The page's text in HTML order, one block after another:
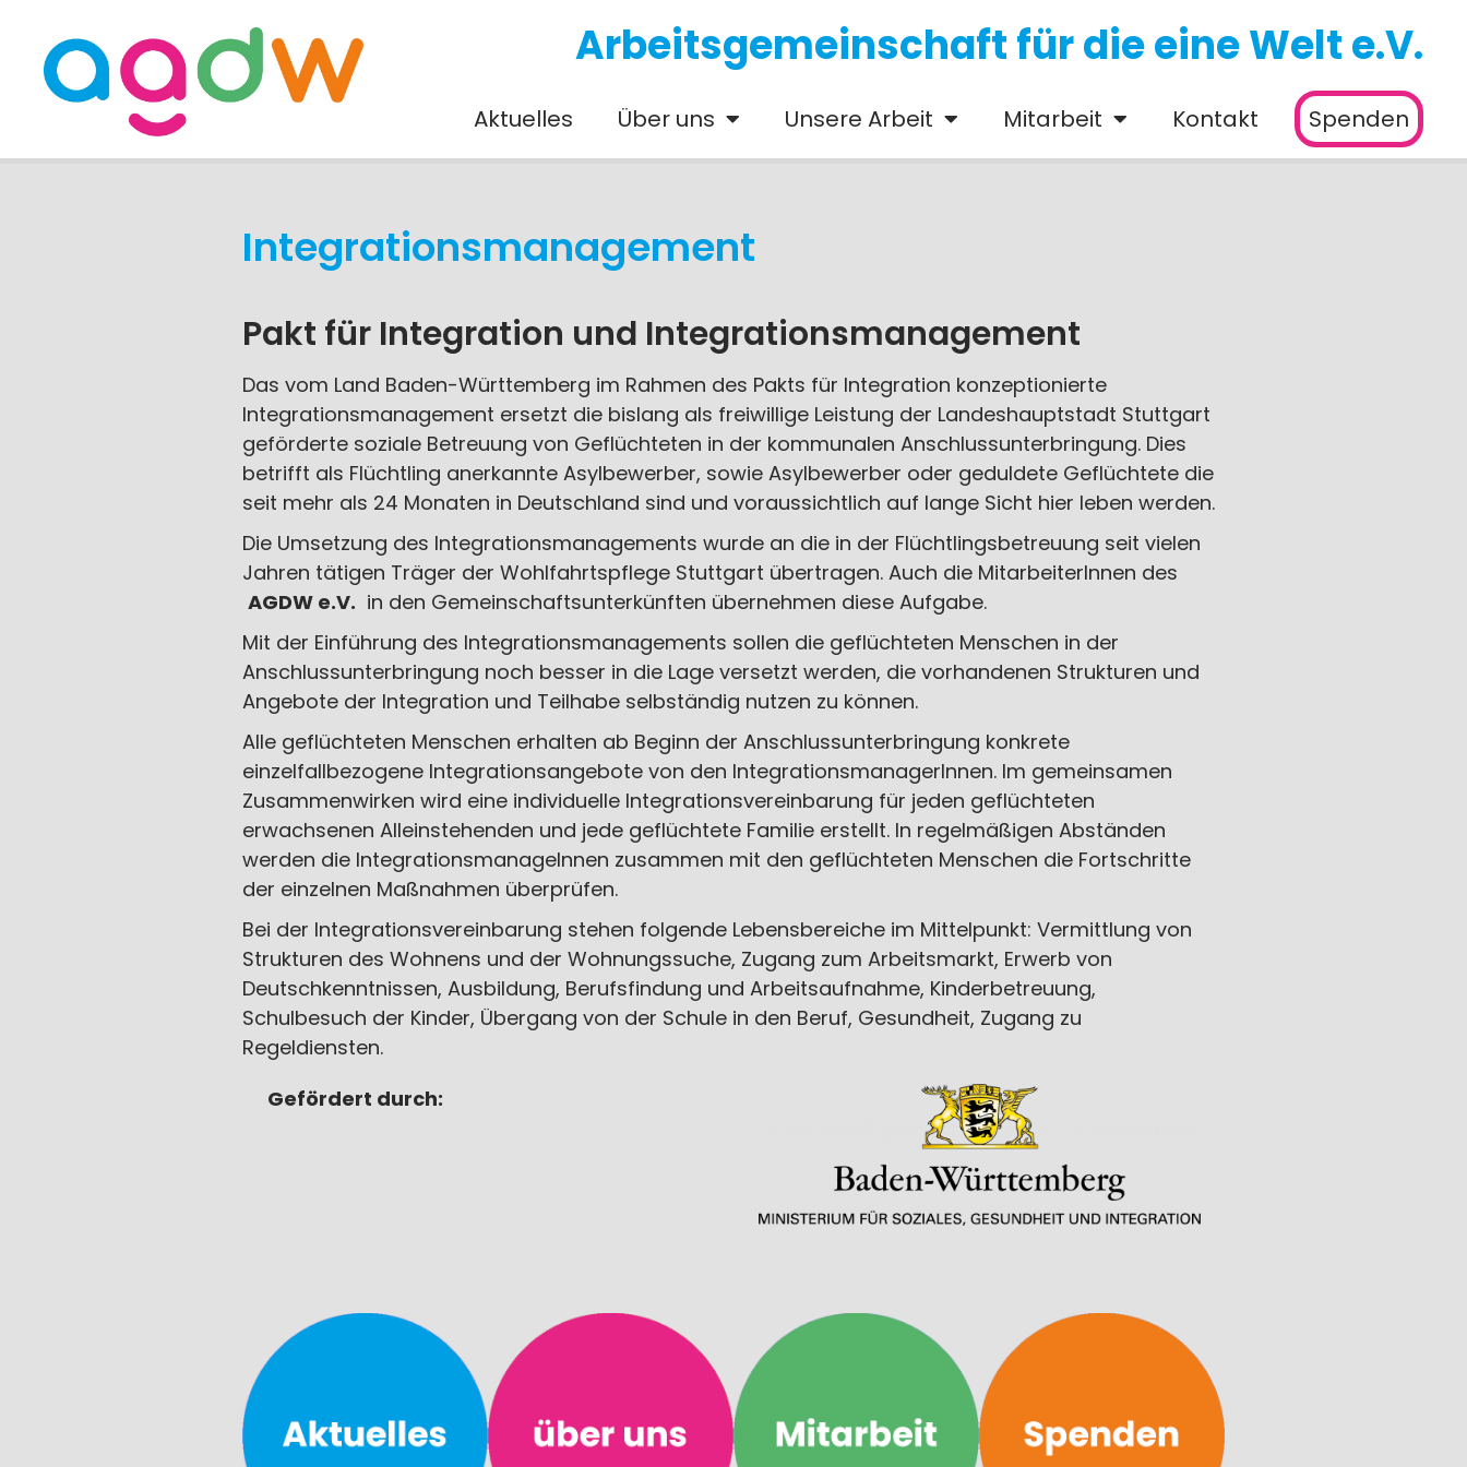
Arbeitsgemeinschaft für die eine Welt e.V.
Aktuelles Über uns Unsere Arbeit Mitarbeit Kontakt Spenden
Integrationsmanagement
Pakt für Integration und Integrationsmanagement
Das vom Land Baden-Württemberg im Rahmen des Pakts für Integration konzeptionierte
Integrationsmanagement ersetzt die bislang als freiwillige Leistung der Landeshauptstadt Stuttgart
geförderte soziale Betreuung von Geflüchteten in der kommunalen Anschlussunterbringung. Dies
betrifft als Flüchtling anerkannte Asylbewerber, sowie Asylbewerber oder geduldete Geflüchtete die
seit mehr als 24 Monaten in Deutschland sind und voraussichtlich auf lange Sicht hier leben werden.
Die Umsetzung des Integrationsmanagements wurde an die in der Flüchtlingsbetreuung seit vielen
Jahren tätigen Träger der Wohlfahrtspflege Stuttgart übertragen. Auch die MitarbeiterInnen des
AGDW e.V. in den Gemeinschaftsunterkünften übernehmen diese Aufgabe.
Mit der Einführung des Integrationsmanagements sollen die geflüchteten Menschen in der
Anschlussunterbringung noch besser in die Lage versetzt werden, die vorhandenen Strukturen und
Angebote der Integration und Teilhabe selbständig nutzen zu können.
Alle geflüchteten Menschen erhalten ab Beginn der Anschlussunterbringung konkrete
einzelfallbezogene Integrationsangebote von den IntegrationsmanagerInnen. Im gemeinsamen
Zusammenwirken wird eine individuelle Integrationsvereinbarung für jeden geflüchteten
erwachsenen Alleinstehenden und jede geflüchtete Familie erstellt. In regelmäßigen Abständen
werden die IntegrationsmanageInnen zusammen mit den geflüchteten Menschen die Fortschritte
der einzelnen Maßnahmen überprüfen.
Bei der Integrationsvereinbarung stehen folgende Lebensbereiche im Mittelpunkt: Vermittlung von
Strukturen des Wohnens und der Wohnungssuche, Zugang zum Arbeitsmarkt, Erwerb von
Deutschkenntnissen, Ausbildung, Berufsfindung und Arbeitsaufnahme, Kinderbetreuung,
Schulbesuch der Kinder, Übergang von der Schule in den Beruf, Gesundheit, Zugang zu
Regeldiensten.
Gefördert durch: